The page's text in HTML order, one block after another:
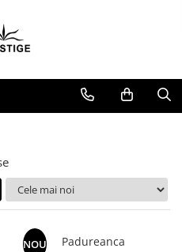
NOU
Padureanca